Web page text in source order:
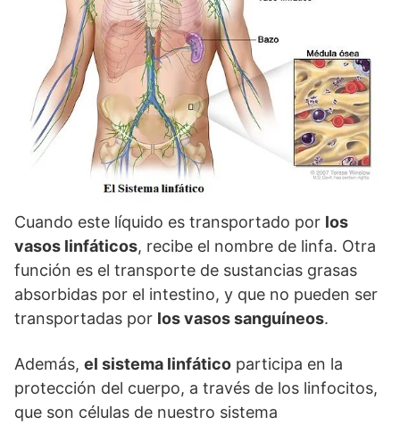
Cuando este líquido es transportado por los
vasos linfáticos, recibe el nombre de linfa. Otra
función es el transporte de sustancias grasas
absorbidas por el intestino, y que no pueden ser
transportadas por los vasos sanguíneos.
Además, el sistema linfático participa en la
protección del cuerpo, a través de los linfocitos,
que son células de nuestro sistema